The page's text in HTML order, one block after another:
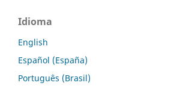
Idioma
English
Español (España)
Português (Brasil)